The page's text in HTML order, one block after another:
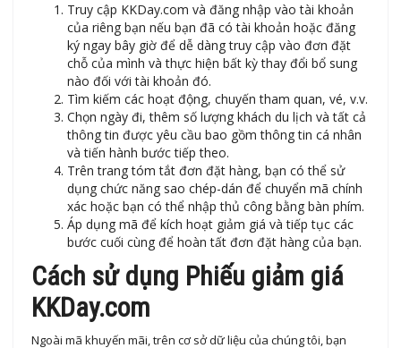
Truy cập KKDay.com và đăng nhập vào tài khoản
của riêng bạn nếu bạn đã có tài khoản hoặc đăng
ký ngay bây giờ để dễ dàng truy cập vào đơn đặt
chỗ của mình và thực hiện bất kỳ thay đổi bổ sung
nào đối với tài khoản đó.
Tìm kiếm các hoạt động, chuyến tham quan, vé, v.v.
Chọn ngày đi, thêm số lượng khách du lịch và tất cả
thông tin được yêu cầu bao gồm thông tin cá nhân
và tiến hành bước tiếp theo.
Trên trang tóm tắt đơn đặt hàng, bạn có thể sử
dụng chức năng sao chép-dán để chuyển mã chính
xác hoặc bạn có thể nhập thủ công bằng bàn phím.
Áp dụng mã để kích hoạt giảm giá và tiếp tục các
bước cuối cùng để hoàn tất đơn đặt hàng của bạn.
Cách sử dụng Phiếu giảm giá
KKDay.com
Ngoài mã khuyến mãi, trên cơ sở dữ liệu của chúng tôi, bạn